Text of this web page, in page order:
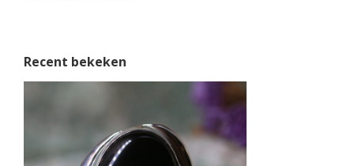
Recent bekeken